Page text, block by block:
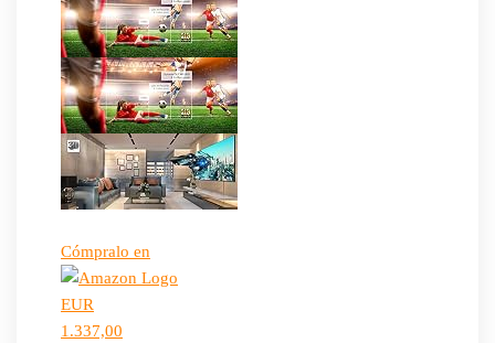
Cómpralo en
EUR
1.337,00